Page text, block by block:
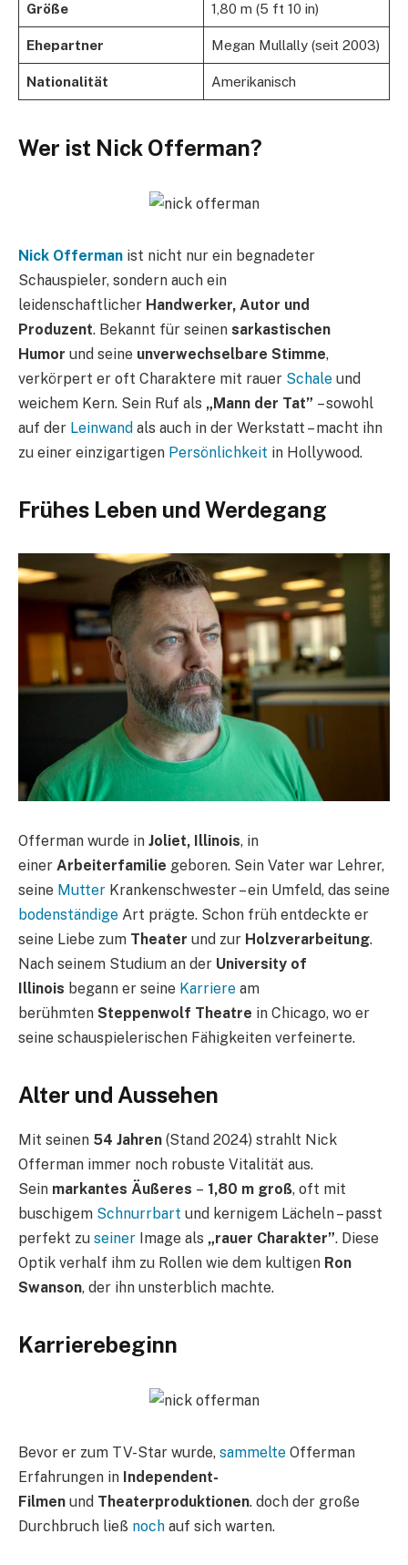
Größe 1,80 m (5 ft 10 in)
Ehepartner Megan Mullally (seit 2003)
Nationalität Amerikanisch
Wer ist Nick Offerman?
Nick Offerman ist nicht nur ein begnadeter
Schauspieler, sondern auch ein
leidenschaftlicher Handwerker, Autor und
Produzent. Bekannt für seinen sarkastischen
Humor und seine unverwechselbare Stimme,
verkörpert er oft Charaktere mit rauer Schale und
weichem Kern. Sein Ruf als „Mann der Tat” – sowohl
auf der Leinwand als auch in der Werkstatt – macht ihn
zu einer einzigartigen Persönlichkeit in Hollywood.
Frühes Leben und Werdegang
Offerman wurde in Joliet, Illinois, in
einer Arbeiterfamilie geboren. Sein Vater war Lehrer,
seine Mutter Krankenschwester – ein Umfeld, das seine
bodenständige Art prägte. Schon früh entdeckte er
seine Liebe zum Theater und zur Holzverarbeitung.
Nach seinem Studium an der University of
Illinois begann er seine Karriere am
berühmten Steppenwolf Theatre in Chicago, wo er
seine schauspielerischen Fähigkeiten verfeinerte.
Alter und Aussehen
Mit seinen 54 Jahren (Stand 2024) strahlt Nick
Offerman immer noch robuste Vitalität aus.
Sein markantes Äußeres – 1,80 m groß, oft mit
buschigem Schnurrbart und kernigem Lächeln – passt
perfekt zu seiner Image als „rauer Charakter”. Diese
Optik verhalf ihm zu Rollen wie dem kultigen Ron
Swanson, der ihn unsterblich machte.
Karrierebeginn
Bevor er zum TV-Star wurde, sammelte Offerman
Erfahrungen in Independent-
Filmen und Theaterproduktionen. doch der große
Durchbruch ließ noch auf sich warten.